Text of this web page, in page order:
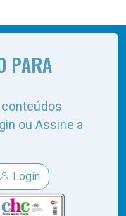
PARA
ou Assine a
Login